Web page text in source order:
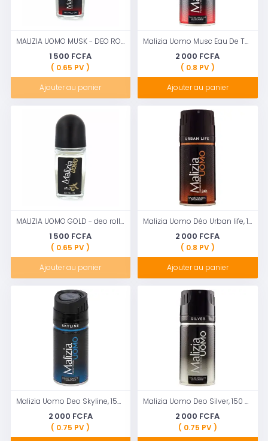
MALIZIA UOMO MUSK - DEO ROLL-ON - 50ml
1 500 FCFA
( 0.65 PV )
Ajouter au panier
Malizia Uomo Musc Eau De Toilette Déodorant pour Homme, 150 ml
2 000 FCFA
( 0.8 PV )
Ajouter au panier
MALIZIA UOMO GOLD - deo roll-on 50ml
1 500 FCFA
( 0.65 PV )
Ajouter au panier
Malizia Uomo Déo Urban life, 150 ml
2 000 FCFA
( 0.8 PV )
Ajouter au panier
Malizia Uomo Deo Skyline, 150 ml
2 000 FCFA
( 0.75 PV )
Malizia Uomo Deo Silver, 150 ml
2 000 FCFA
( 0.75 PV )